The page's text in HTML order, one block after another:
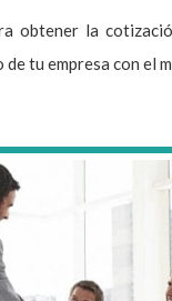
obtener la
de tu empresa con el